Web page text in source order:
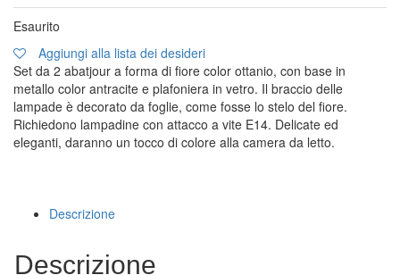
Esaurito
Aggiungi alla lista dei desideri
Set da 2 abatjour a forma di fiore color ottanio, con base in
metallo color antracite e plafoniera in vetro. Il braccio delle
lampade è decorato da foglie, come fosse lo stelo del fiore.
Richiedono lampadine con attacco a vite E14. Delicate ed
eleganti, daranno un tocco di colore alla camera da letto.
Descrizione
Descrizione